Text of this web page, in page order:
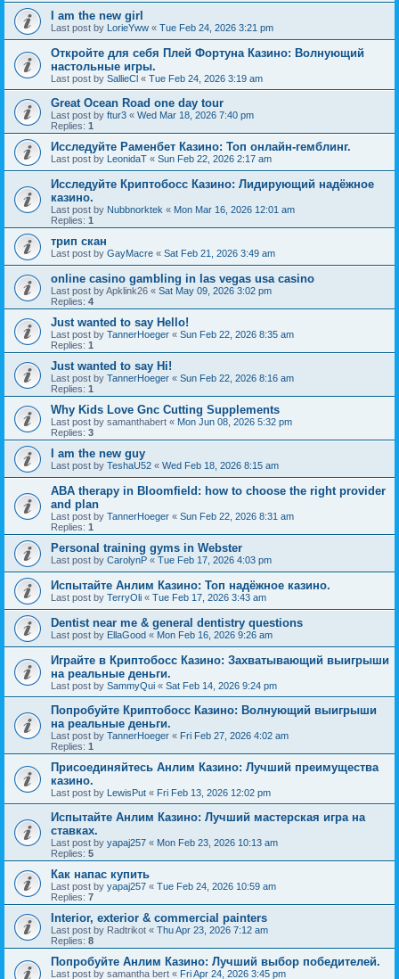
I am the new girl
Last post by LorieYww « Tue Feb 24, 2026 3:21 pm
Откройте для себя Плей Фортуна Казино: Волнующий
настольные игры.
Last post by SallieCl « Tue Feb 24, 2026 3:19 am
Great Ocean Road one day tour
Last post by ftur3 « Wed Mar 18, 2026 7:40 pm
Replies: 1
Исследуйте Раменбет Казино: Топ онлайн-гемблинг.
Last post by LeonidaT « Sun Feb 22, 2026 2:17 am
Исследуйте Криптобосс Казино: Лидирующий надёжное
казино.
Last post by Nubbnorktek « Mon Mar 16, 2026 12:01 am
Replies: 1
трип скан
Last post by GayMacre « Sat Feb 21, 2026 3:49 am
online casino gambling in las vegas usa casino
Last post byApklink26 « Sat May 09, 2026 3:02 pm
Replies: 4
Just wanted to say Hello!
Last post by TannerHoeger « Sun Feb 22, 2026 8:35 am
Replies: 1
Just wanted to say Hi!
Last post by TannerHoeger « Sun Feb 22, 2026 8:16 am
Replies: 1
Why Kids Love Gnc Cutting Supplements
Last post by samanthabert « Mon Jun 08, 2026 5:32 pm
Replies: 3
I am the new guy
Last post by TeshaU52 « Wed Feb 18, 2026 8:15 am
ABA therapy in Bloomfield: how to choose the right provider
and plan
Last post by TannerHoeger « Sun Feb 22, 2026 8:31 am
Replies: 1
Personal training gyms in Webster
Last post by CarolynP « Tue Feb 17, 2026 4:03 pm
Испытайте Анлим Казино: Топ надёжное казино.
Last post by TerryOli « Tue Feb 17, 2026 3:43 am
Dentist near me & general dentistry questions
Last post by EllaGood « Mon Feb 16, 2026 9:26 am
Играйте в Криптобосс Казино: Захватывающий выигрыши
на реальные деньги.
Last post by SammyQui « Sat Feb 14, 2026 9:24 pm
Попробуйте Криптобосс Казино: Волнующий выигрыши
на реальные деньги.
Last post by TannerHoeger « Fri Feb 27, 2026 4:02 am
Replies: 1
Присоединяйтесь Анлим Казино: Лучший преимущества
казино.
Last post by LewisPut « Fri Feb 13, 2026 12:02 pm
Испытайте Анлим Казино: Лучший мастерская игра на
ставках.
Last post by yapaj257 « Mon Feb 23, 2026 10:13 am
Replies: 5
Как напас купить
Last post by yapaj257 « Tue Feb 24, 2026 10:59 am
Replies: 7
Interior, exterior & commercial painters
Last post by Radtrikot « Thu Apr 23, 2026 7:12 am
Replies: 8
Попробуйте Анлим Казино: Лучший выбор победителей.
Last post by samantha bert « Fri Apr 24, 2026 3:45 pm